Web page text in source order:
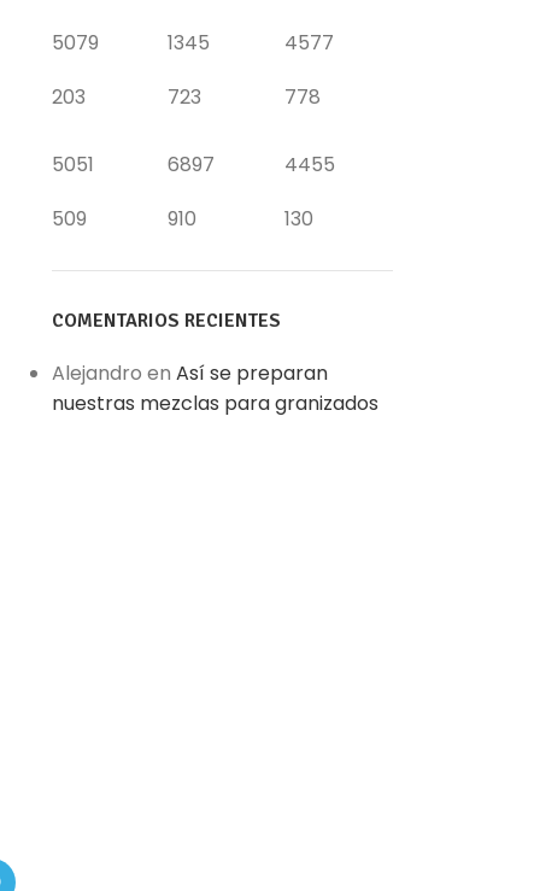
5079
203
1345
723
4577
778
5051
509
6897
910
4455
130
COMENTARIOS RECIENTES
Alejandro en Así se preparan
nuestras mezclas para granizados